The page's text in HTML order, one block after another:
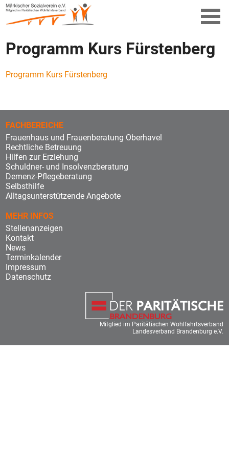
Programm Kurs Fürstenberg
Programm Kurs Fürstenberg
FACHBEREICHE
Frauenhaus und Frauenberatung Oberhavel
Rechtliche Betreuung
Hilfen zur Erziehung
Schuldner- und Insolvenzberatung
Demenz-Pflegeberatung
Selbsthilfe
Alltagsunterstützende Angebote
MEHR INFOS
Stellenanzeigen
Kontakt
News
Terminkalender
Impressum
Datenschutz
Mitglied im Paritätischen Wohlfahrtsverband
Landesverband Brandenburg e.V.